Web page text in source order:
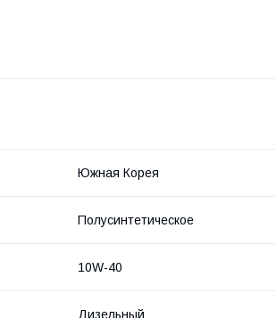
Южная Корея
Полусинтетическое
10W-40
Дизельный